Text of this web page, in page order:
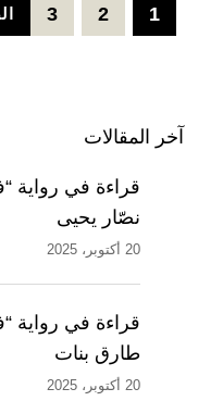
1
2
3
آخر المقالات
قراءة في رواية
نصّار يحيى
20 أكتوبر، 2025
قراءة في رواية
طارق بنات
20 أكتوبر، 2025